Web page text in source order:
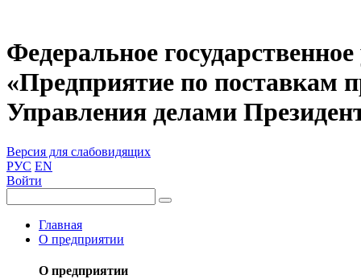
Федеральное
«Предприятие по поставкам
Управления делами
Версия для слабовидящих
РУС EN
Войти
Главная
О предприятии
О предприятии